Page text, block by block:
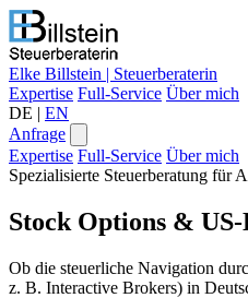
Elke Billstein | Steuerberaterin
Expertise Full-Service Über mich
DE | EN
Anfrage
Expertise Full-Service Über mich
Spezialisierte Steuerberatung für
Stock Options &
Ob die steuerliche Navigation
z. B. Interactive Brokers) in